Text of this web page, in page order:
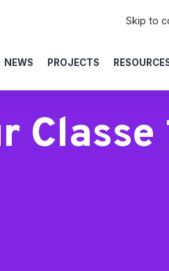
Skip to
NEWS PROJECTS
Classe